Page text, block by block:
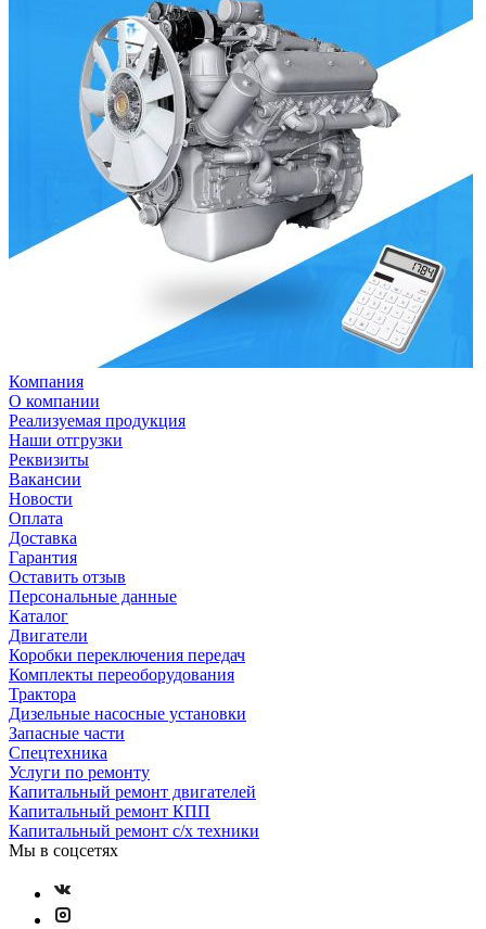
Компания
О компании
Реализуемая продукция
Наши отгрузки
Реквизиты
Вакансии
Новости
Оплата
Доставка
Гарантия
Оставить отзыв
Персональные данные
Каталог
Двигатели
Коробки переключения передач
Комплекты переоборудования
Трактора
Дизельные насосные установки
Запасные части
Спецтехника
Услуги по ремонту
Капитальный ремонт двигателей
Капитальный ремонт КПП
Капитальный ремонт с/х техники
Мы в соцсетях